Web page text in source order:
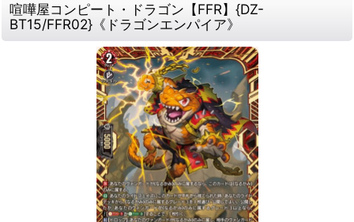
喧嘩屋コンピート・ドラゴン【FFR】{DZ-
BT15/FFR02}《ドラゴンエンパイア》